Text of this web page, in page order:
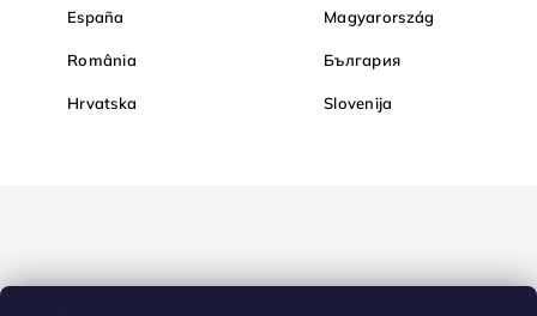
España Magyarország
România България
Hrvatska Slovenija